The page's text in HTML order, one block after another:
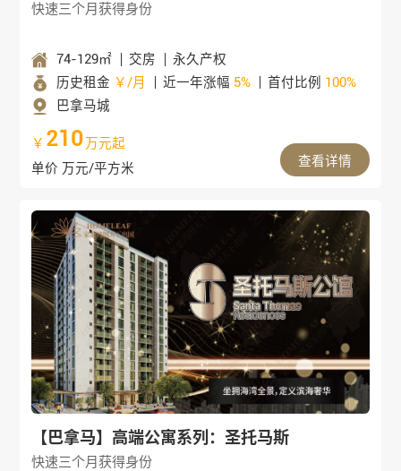
快速三个月获得身份
74-129㎡ 交房
永久产权
历史租金 ￥/月 近一年涨幅 5% 首付比例 100%
巴拿马城
￥ 210万元起
单价 万元/平方米
查看详情
【巴拿马】高端公寓系列：圣托马斯
快速三个月获得身份